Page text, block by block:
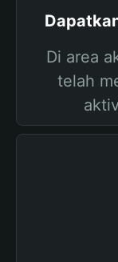
Di area
telah